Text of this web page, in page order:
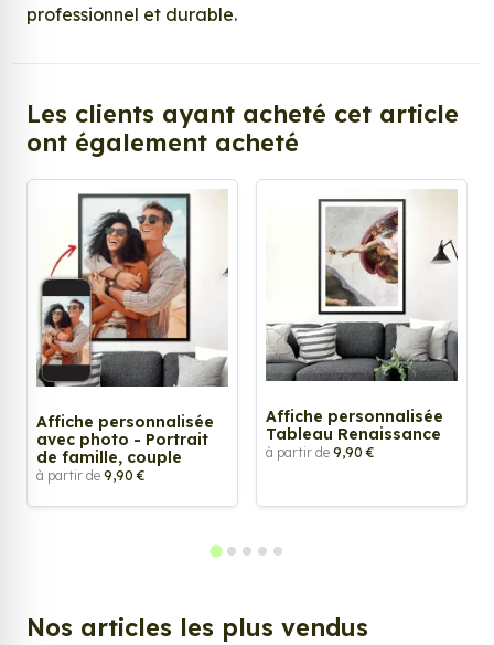
professionnel et durable.
Les clients ayant acheté cet article
ont également acheté
Affiche personnalisée
avec photo - Portrait
de famille, couple
à partir de 9,90 €
Affiche personnalisée
Tableau Renaissance
à partir de 9,90 €
Nos articles les plus vendus